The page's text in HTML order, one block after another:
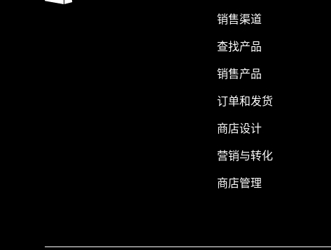
销售渠道
查找产品
销售产品
订单和发货
商店设计
营销与转化
商店管理